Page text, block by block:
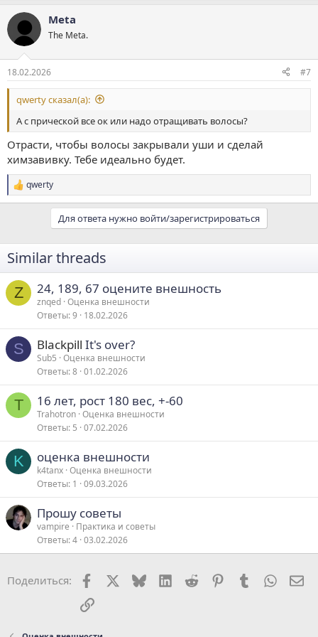
к
ц
и
Meta
The Meta.
18.02.2026 #7
qwerty сказал(а):
А с прической все ок или надо отращивать волосы?
Отрасти, чтобы волосы закрывали уши и сделай
химзавивку. Тебе идеально будет.
Р
е
и
и
qwerty
Для ответа нужно войти/зарегистрироваться
Similar threads
Z 24, 189, 67 оцените внешность
znqed Оценка внешности
Ответы 9 18.02.2026
S Blackpill It's over?
Sub5 Оценка внешности
Ответы 8 01.02.2026
T 16 лет, рост 180 вес, +-60
Trahotron Оценка внешности
Ответы 5 07.02.2026
K оценка внешности
k4tanx Оценка внешности
Ответы 1 09.03.2026
Прошу советы
vampire
Практика и советы
Ответы 4 03.02.2026
Поделиться: Facebook BlueskyLinkedIn
Reddit PinterestTumblr
Ссылка